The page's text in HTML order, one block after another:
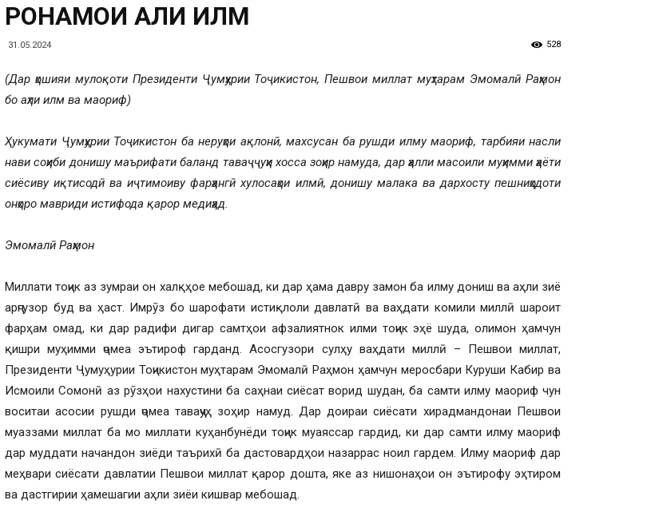
Тоҷикистон
РОҲНАМОИ АҲЛИ ИЛМ
31.05.2024 528
(Дар ҳошияи мулоқоти Президенти Ҷумҳурии Тоҷикистон, Пешвои миллат муҳтарам Эмомалӣ Раҳмон
бо аҳли илм ва маориф)
Ҳукумати Ҷумҳурии Тоҷикистон ба неруҳои ақлонӣ, махсусан ба рушди илму маориф, тарбияи насли
нави соҳиби донишу маърифати баланд таваҷҷуҳи хосса зоҳир намуда, дар ҳалли масоили муҳимми ҳаёти
сиёсиву иқтисодӣ ва иҷтимоиву фарҳангӣ хулосаҳои илмӣ, донишу малака ва дархосту пешниҳодоти
онҳоро мавриди истифода қарор медиҳад.
Эмомалӣ Раҳмон
Миллати тоҷик аз зумраи он халқҳое мебошад, ки дар ҳама давру замон ба илму дониш ва аҳли зиё
арҷгузор буд ва ҳаст. Имрӯз бо шарофати истиқлоли давлатӣ ва ваҳдати комили миллӣ шароит
фарҳам омад, ки дар радифи дигар самтҳои афзалиятнок илми тоҷик эҳё шуда, олимон ҳамчун
қишри муҳимми ҷомеа эътироф гарданд. Асосгузори сулҳу ваҳдати миллӣ – Пешвои миллат,
Президенти Ҷумуҳурии Тоҷикистон муҳтарам Эмомалӣ Раҳмон ҳамчун меросбари Куруши Кабир ва
Исмоили Сомонӣ аз рӯзҳои нахустини ба саҳнаи сиёсат ворид шудан, ба самти илму маориф чун
воситаи асосии рушди ҷомеа таваҷҷуҳ зоҳир намуд. Дар доираи сиёсати хирадмандонаи Пешвои
муаззами миллат ба мо миллати куҳанбунёди тоҷик муаяссар гардид, ки дар самти илму маориф
дар муддати начандон зиёди таърихӣ ба дастовардҳои назаррас ноил гардем. Илму маориф дар
меҳвари сиёсати давлатии Пешвои миллат қарор дошта, яке аз нишонаҳои он эътирофу эҳтиром
ва дастгирии ҳамешагии аҳли зиёи кишвар мебошад.